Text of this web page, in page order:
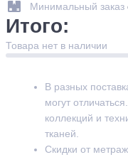
Минимальный заказ
Итого:
Товара нет в наличии
В разных
могут
коллекций и
тканей.
Скидки от